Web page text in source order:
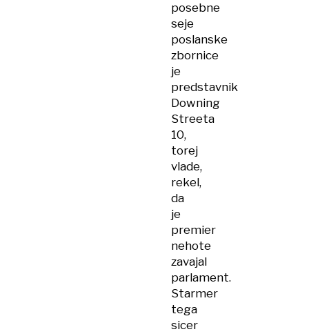
posebne
seje
poslanske
zbornice
je
predstavnik
Downing
Streeta
10,
torej
vlade,
rekel,
da
je
premier
nehote
zavajal
parlament.
Starmer
tega
sicer